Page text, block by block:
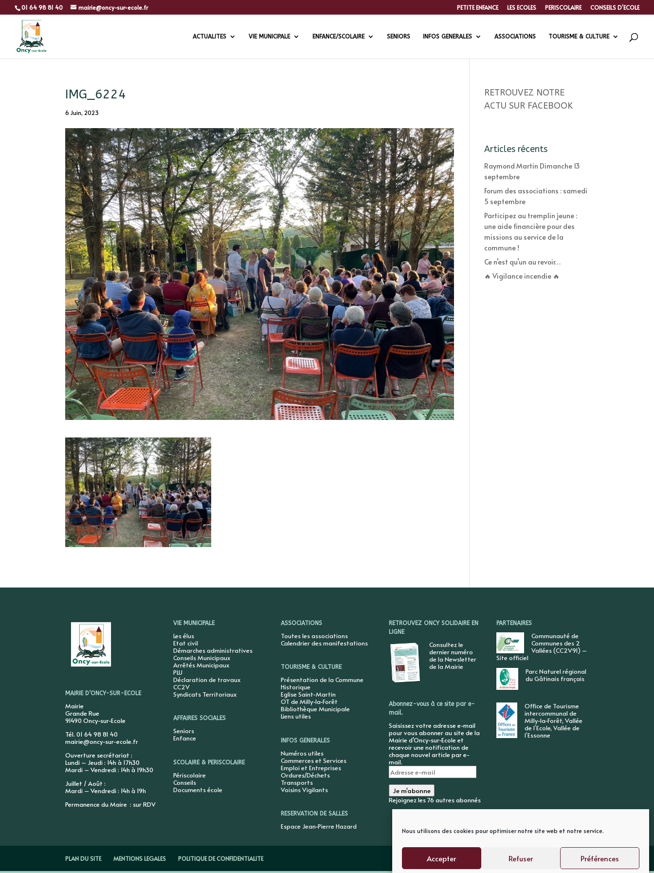
Nous utilisons des cookies pour optimiser notre site web et notre service.
Accepter Refuser Préférences
01 64 98 81 40 mairie@oncy-sur-ecole.fr PETITE ENFANCE LES ECOLES PERISCOLAIRE CONSEILS D’ECOLE
ACTUALITES VIE MUNICIPALE ENFANCE/SCOLAIRE SENIORS INFOS GENERALES ASSOCIATIONS TOURISME & CULTURE
IMG_6224
6 Juin, 2023
RETROUVEZ NOTRE
ACTU SUR FACEBOOK
Articles récents
Raymond Martin Dimanche 13
septembre
Forum des associations : samedi
5 septembre
Participez au tremplin jeune :
une aide financière pour des
missions au service de la
commune !
Ce n’est qu’un au revoir…
🔥 Vigilance incendie 🔥
MAIRIE D’ONCY-SUR-ECOLE
Mairie
Grande Rue
91490 Oncy-sur-Ecole
Tél. 01 64 98 81 40
mairie@oncy-sur-ecole.fr
Ouverture secrétariat :
Lundi – Jeudi : 14h à 17h30
Mardi – Vendredi : 14h à 19h30
Juillet / Août :
Mardi – Vendredi : 14h à 19h
Permanence du Maire : sur RDV
VIE MUNICIPALE
Les élus
Etat civil
Démarches administratives
Conseils Municipaux
Arrêtés Municipaux
PLU
Déclaration de travaux
CC2V
Syndicats Territoriaux
AFFAIRES SOCIALES
Seniors
Enfance
SCOLAIRE & PERISCOLAIRE
Périscolaire
Conseils
Documents école
ASSOCIATIONS
Toutes les associations
Calendrier des manifestations
TOURISME & CULTURE
Présentation de la Commune
Historique
Eglise Saint-Martin
OT de Milly-la-Forêt
Bibliothèque Municipale
Liens utiles
INFOS GENERALES
Numéros utiles
Commerces et Services
Emploi et Entreprises
Ordures/Déchets
Transports
Voisins Vigilants
RESERVATION DE SALLES
Espace Jean-Pierre Hazard
RETROUVEZ ONCY SOLIDAIRE EN
LIGNE
Consultez le
dernier numéro
de la Newsletter
de la Mairie
Abonnez-vous à ce site par e-
mail.
Saisissez votre adresse e-mail
pour vous abonner au site de la
Mairie d'Oncy-sur-Ecole et
recevoir une notification de
chaque nouvel article par e-
mail.
Adresse
e-
mail
Je m'abonne
Rejoignez les 76 autres abonnés
PARTENAIRES
Communauté de
Communes des 2
Vallées (CC2V91) –
Site officiel
Parc Naturel régional
du Gâtinais français
Office de Tourisme
intercommunal de
Milly-la-Forêt, Vallée
de l’Ecole, Vallée de
l’Essonne
PLAN DU SITE MENTIONS LEGALES POLITIQUE DE CONFIDENTIALITE